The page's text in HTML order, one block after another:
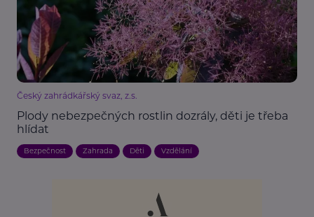
Český zahrádkářský svaz, z.s.
Plody nebezpečných rostlin dozrály, děti je třeba
hlídat
Bezpečnost Zahrada Děti Vzdělání